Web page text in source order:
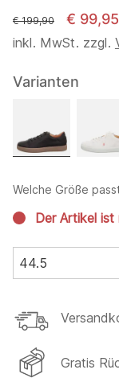
statt
€ 199,90 € 99,95
inkl. MwSt. zzgl.
Varianten
Welche Größe
Der Artikel
44.5
Gratis